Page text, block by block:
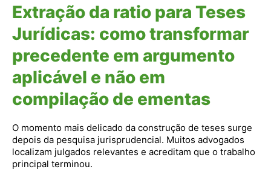
Extração da ratio para Teses
Jurídicas: como transformar
precedente em argumento
aplicável e não em
compilação de ementas
O momento mais delicado da construção de teses surge
depois da pesquisa jurisprudencial. Muitos advogados
localizam julgados relevantes e acreditam que o trabalho
principal terminou.